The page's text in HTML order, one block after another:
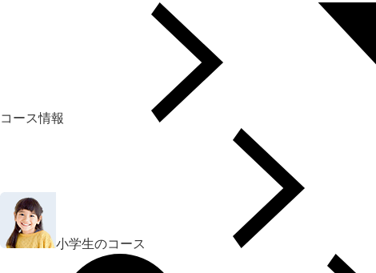
コース情報
小学生のコース